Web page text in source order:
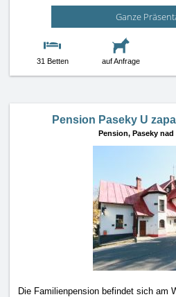
Ganze
31 Betten auf Anfrage
Pension Paseky U
Pension, Paseky nad
Die Familienpension befindet sich am